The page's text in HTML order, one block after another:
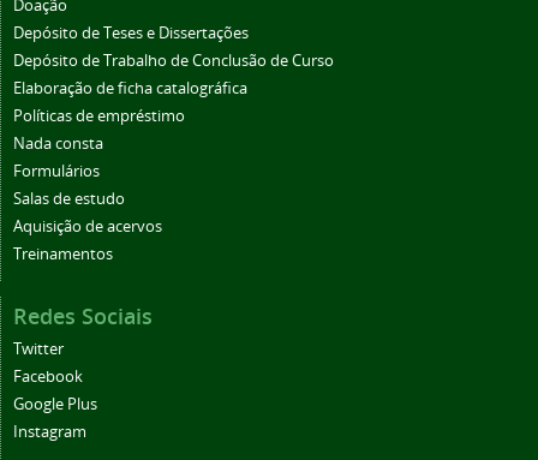
Doação
Depósito de Teses e Dissertações
Depósito de Trabalho de Conclusão de Curso
Elaboração de ficha catalográfica
Políticas de empréstimo
Nada consta
Formulários
Salas de estudo
Aquisição de acervos
Treinamentos
Redes Sociais
Twitter
Facebook
Google Plus
Instagram